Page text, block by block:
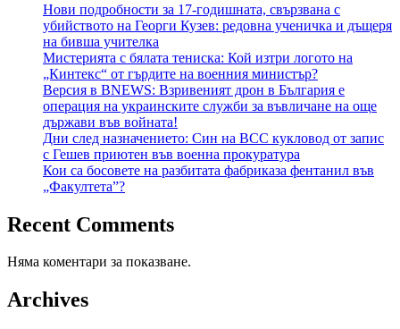
Нови подробности за 17-годишната, свързвана с
убийството на Георги Кузев: редовна ученичка и дъщеря
на бивша учителка
Мистерията с бялата тениска: Кой изтри логото на
„Кинтекс“ от гърдите на военния министър?
Версия в BNEWS: Взривеният дрон в България е
операция на украинските служби за въвличане на още
държави във войната!
Дни след назначението: Син на ВСС кукловод от запис
с Гешев приютен във военна прокуратура
Кои са босовете на разбитата фабриказа фентанил във
„Факултета”?
Recent Comments
Няма коментари за показване.
Archives